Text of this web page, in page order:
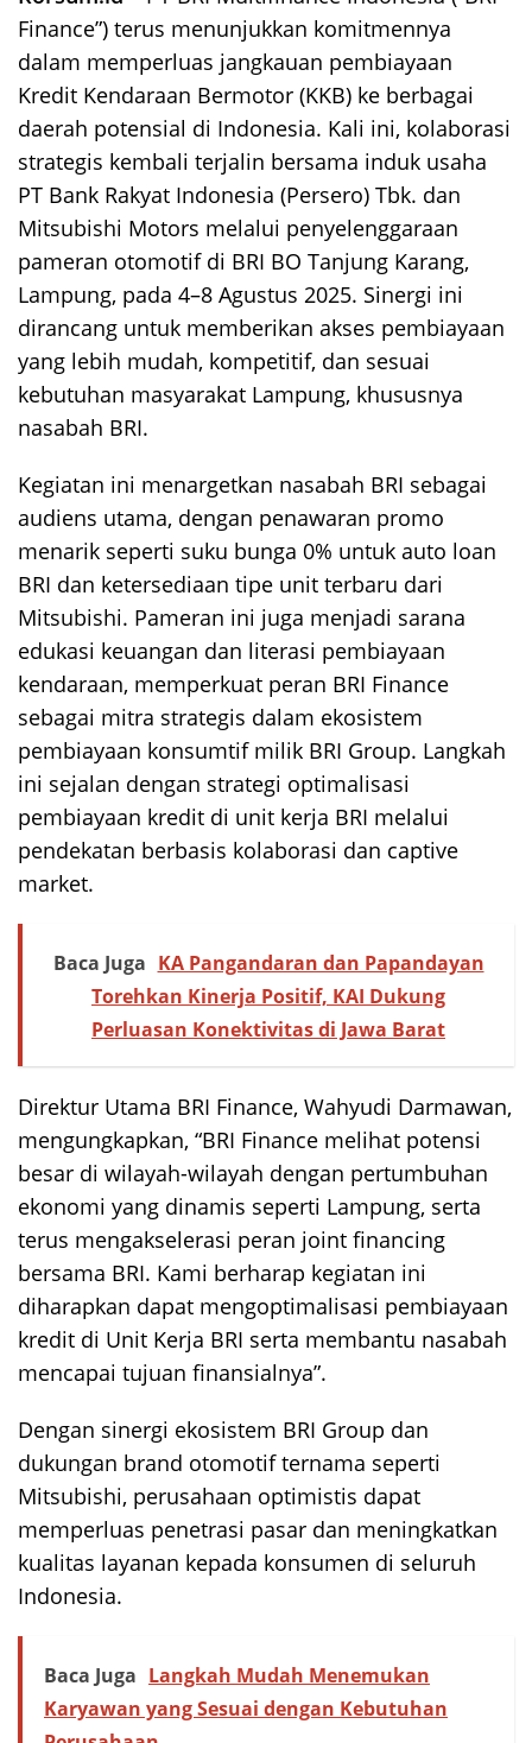
Finance”) terus menunjukkan komitmennya
dalam memperluas jangkauan pembiayaan
Kredit Kendaraan Bermotor (KKB) ke berbagai
daerah potensial di Indonesia. Kali ini, kolaborasi
strategis kembali terjalin bersama induk usaha
PT Bank Rakyat Indonesia (Persero) Tbk. dan
Mitsubishi Motors melalui penyelenggaraan
pameran otomotif di BRI BO Tanjung Karang,
Lampung, pada 4–8 Agustus 2025. Sinergi ini
dirancang untuk memberikan akses pembiayaan
yang lebih mudah, kompetitif, dan sesuai
kebutuhan masyarakat Lampung, khususnya
nasabah BRI.
Kegiatan ini menargetkan nasabah BRI sebagai
audiens utama, dengan penawaran promo
menarik seperti suku bunga 0% untuk auto loan
BRI dan ketersediaan tipe unit terbaru dari
Mitsubishi. Pameran ini juga menjadi sarana
edukasi keuangan dan literasi pembiayaan
kendaraan, memperkuat peran BRI Finance
sebagai mitra strategis dalam ekosistem
pembiayaan konsumtif milik BRI Group. Langkah
ini sejalan dengan strategi optimalisasi
pembiayaan kredit di unit kerja BRI melalui
pendekatan berbasis kolaborasi dan captive
market.
Baca Juga KA Pangandaran dan Papandayan
Torehkan Kinerja Positif, KAI Dukung
Perluasan Konektivitas di Jawa Barat
Direktur Utama BRI Finance, Wahyudi Darmawan,
mengungkapkan, “BRI Finance melihat potensi
besar di wilayah-wilayah dengan pertumbuhan
ekonomi yang dinamis seperti Lampung, serta
terus mengakselerasi peran joint financing
bersama BRI. Kami berharap kegiatan ini
diharapkan dapat mengoptimalisasi pembiayaan
kredit di Unit Kerja BRI serta membantu nasabah
mencapai tujuan finansialnya”.
Dengan sinergi ekosistem BRI Group dan
dukungan brand otomotif ternama seperti
Mitsubishi, perusahaan optimistis dapat
memperluas penetrasi pasar dan meningkatkan
kualitas layanan kepada konsumen di seluruh
Indonesia.
Baca Juga Langkah Mudah Menemukan
Karyawan yang Sesuai dengan Kebutuhan